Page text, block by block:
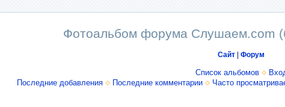
Фотоальбом форума Слушаем.com
Сайт Форум
Список альбомов
Последние добавления
Последние комментарии Часто